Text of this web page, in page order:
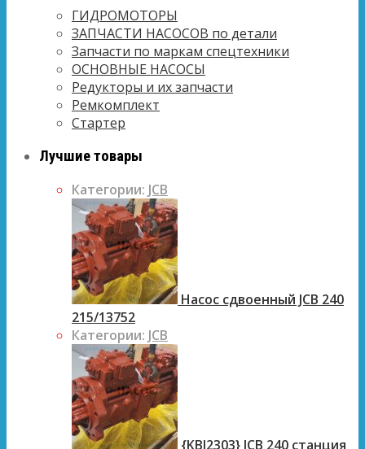
ГИДРОМОТОРЫ
ЗАПЧАСТИ НАСОСОВ по детали
Запчасти по маркам спецтехники
ОСНОВНЫЕ НАСОСЫ
Редукторы и их запчасти
Ремкомплект
Стартер
Лучшие товары
Категории: JCB
Насос сдвоенный JCB 240
215/13752
Категории: JCB
{KBJ2303} JCB 240 станция